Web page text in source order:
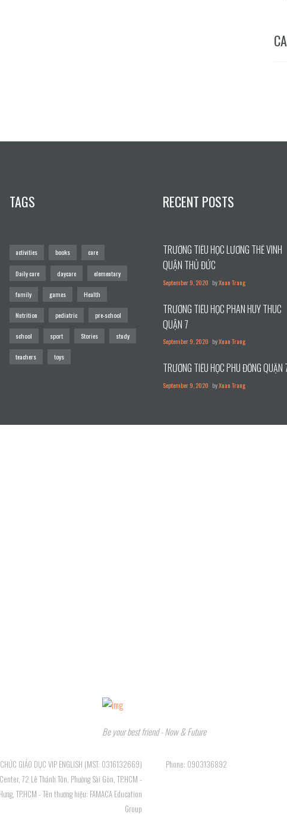
TAGS
activities books care
Daily care daycare elementary
family games Health
Nutrition pediatric pre-school
school sport Stories study
teachers toys
RECENT POSTS
TRƯỜNG TIỂU HỌC LƯƠNG THẾ VINH
QUẬN THỦ ĐỨC
September 9, 2020 byXuan Trang
TRƯỜNG TIỂU HỌC PHAN HUY THÚC
QUẬN 7
September 9, 2020 byXuan Trang
TRƯỜNG TIỂU HỌC PHÙ ĐỔNG QUẬN
September 9, 2020 byXuan Trang
Be your best friend - Now & Future
Phone: 0903136892
GIÁO DỤC VIP ENGLISH (MST: 0316132669)
72 Lê Thánh Tôn, Phường Sài Gòn, TP.HCM -
TP.HCM - Tên thương hiệu: FAMACA Education
Group